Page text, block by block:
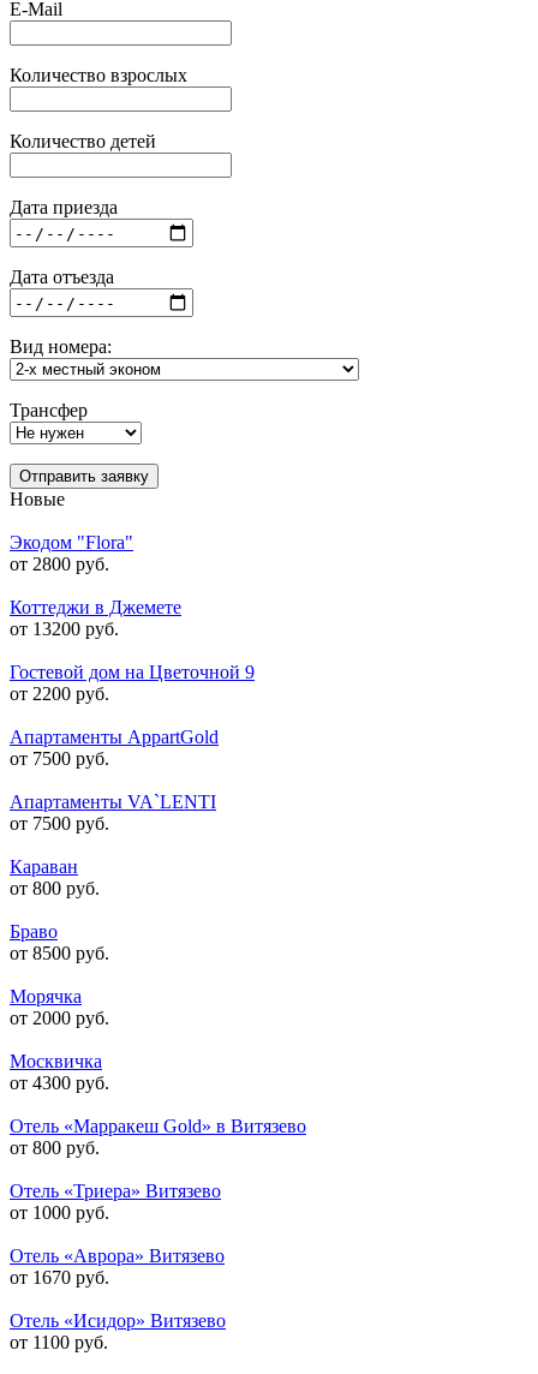
E-Mail
Количество взрослых
Количество детей
Дата приезда
Дата отъезда
Вид номера:
Трансфер
Отправить заявку
Новые
Экодом "Flora"
от 2800 руб.
Коттеджи в Джемете
от 13200 руб.
Гостевой дом на Цветочной 9
от 2200 руб.
Апартаменты AppartGold
от 7500 руб.
Апартаменты VA`LENTI
от 7500 руб.
Караван
от 800 руб.
Браво
от 8500 руб.
Морячка
от 2000 руб.
Москвичка
от 4300 руб.
Отель «Марракеш Gold» в Витязево
от 800 руб.
Отель «Триера» Витязево
от 1000 руб.
Отель «Аврора» Витязево
от 1670 руб.
Отель «Исидор» Витязево
от 1100 руб.